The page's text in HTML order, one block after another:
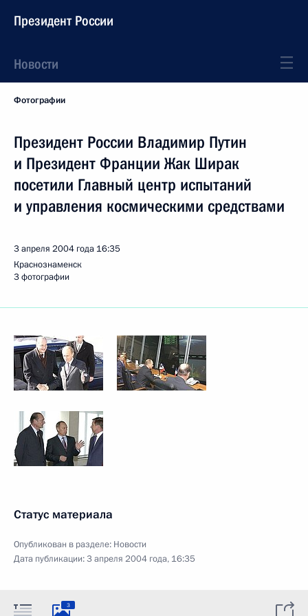
Президент России
Новости
Фотографии
Президент России Владимир Путин
и Президент Франции Жак Ширак
посетили Главный центр испытаний
и управления космическими средствами
3 апреля 2004 года 16:35
Краснознаменск
3 фотографии
Статус материала
Опубликован в разделе: Новости
Дата публикации:3 апреля 2004 года, 16:35
3